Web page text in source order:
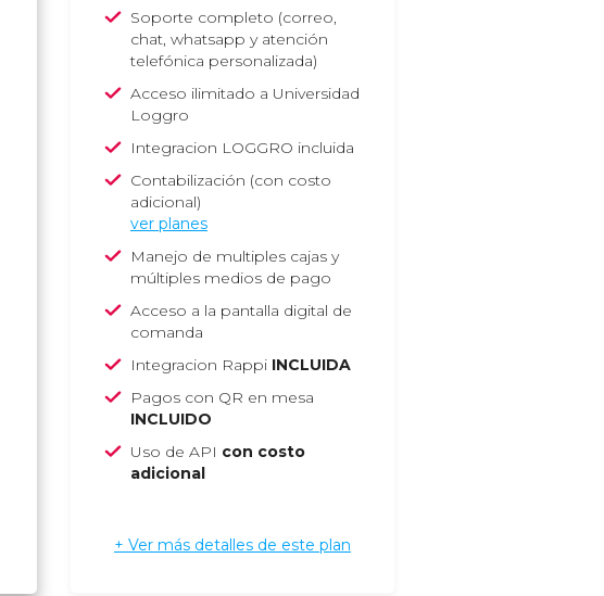
Soporte completo (correo,
chat, whatsapp y atención
telefónica personalizada)
Acceso ilimitado a Universidad
Loggro
Integracion LOGGRO incluida
Contabilización (con costo
adicional)
ver planes
Manejo de multiples cajas y
múltiples medios de pago
Acceso a la pantalla digital de
comanda
Integracion Rappi INCLUIDA
Pagos con QR en mesa
INCLUIDO
Uso de API con costo
adicional
+ Ver más detalles de este plan